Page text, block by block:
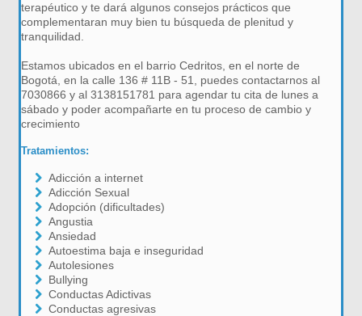
terapéutico y te dará algunos consejos prácticos que
complementaran muy bien tu búsqueda de plenitud y
tranquilidad.
Estamos ubicados en el barrio Cedritos, en el norte de
Bogotá, en la calle 136 # 11B - 51, puedes contactarnos al
7030866 y al 3138151781 para agendar tu cita de lunes a
sábado y poder acompañarte en tu proceso de cambio y
crecimiento
Tratamientos:
Adicción a internet
Adicción Sexual
Adopción (dificultades)
Angustia
Ansiedad
Autoestima baja e inseguridad
Autolesiones
Bullying
Conductas Adictivas
Conductas agresivas